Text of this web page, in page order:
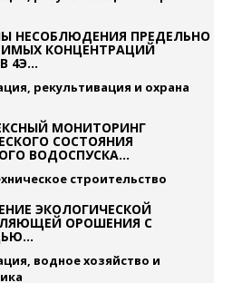
НЕСОБЛЮДЕНИЯ ПРЕДЕЛЬНО
КОНЦЕНТРАЦИЙ
4Э...
рекультивация и охрана
МОНИТОРИНГ
СОСТОЯНИЯ
ВОДОСПУСКА...
строительство
ЭКОЛОГИЧЕСКОЙ
ОРОШЕНИЯ С
водное хозяйство и